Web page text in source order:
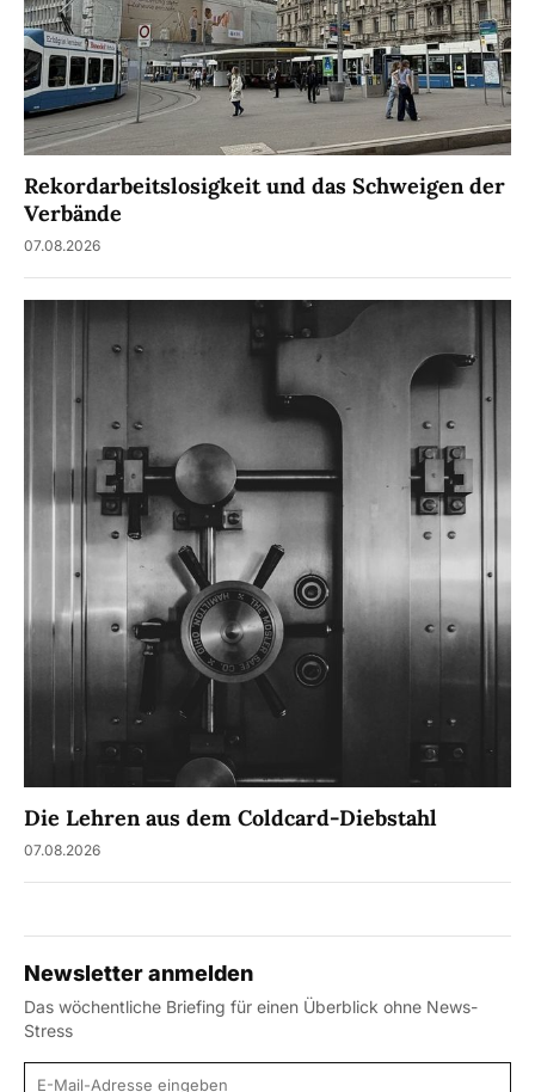
Rekordarbeitslosigkeit und das Schweigen der
Verbände
07.08.2026
Die Lehren aus dem Coldcard-Diebstahl
07.08.2026
Newsletter anmelden
Das wöchentliche Briefing für einen Überblick ohne News-
Stress
E-Mail-Adresse